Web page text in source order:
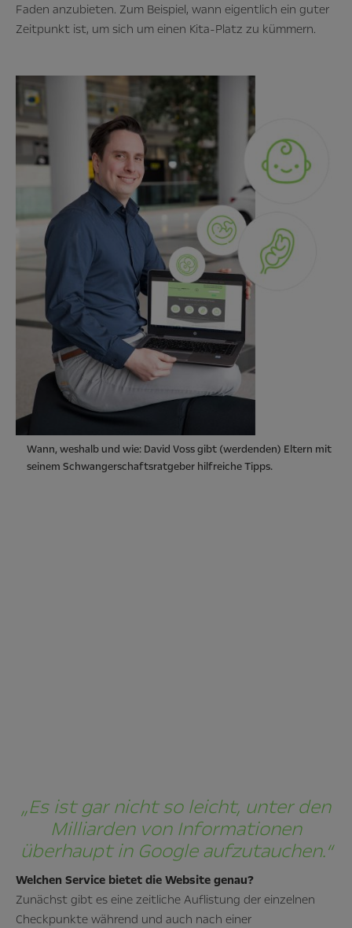
Faden anzubieten. Zum Beispiel, wann eigentlich ein guter
Zeitpunkt ist, um sich um einen Kita-Platz zu kümmern.
Wann, weshalb und wie: David Voss gibt (werdenden) Eltern mit
seinem Schwangerschaftsratgeber hilfreiche Tipps.
„Es ist gar nicht so leicht, unter den
Milliarden von Informationen
überhaupt in Google aufzutauchen.“
Welchen Service bietet die Website genau?
Zunächst gibt es eine zeitliche Auflistung der einzelnen
Checkpunkte während und auch nach einer